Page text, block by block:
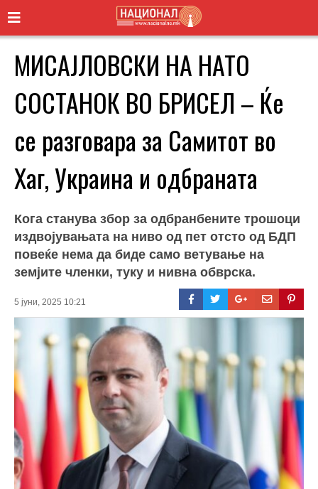
МИСАЈЛОВСКИ НА НАТО
СОСТАНОК ВО БРИСЕЛ – Ќе
се разговара за Самитот во
Хаг, Украина и одбраната
Кога станува збор за одбранбените трошоци
издвојувањата на ниво од пет отсто од БДП
повеќе нема да биде само ветување на
земјите членки, туку и нивна обврска.
5 јуни, 2025 10:21